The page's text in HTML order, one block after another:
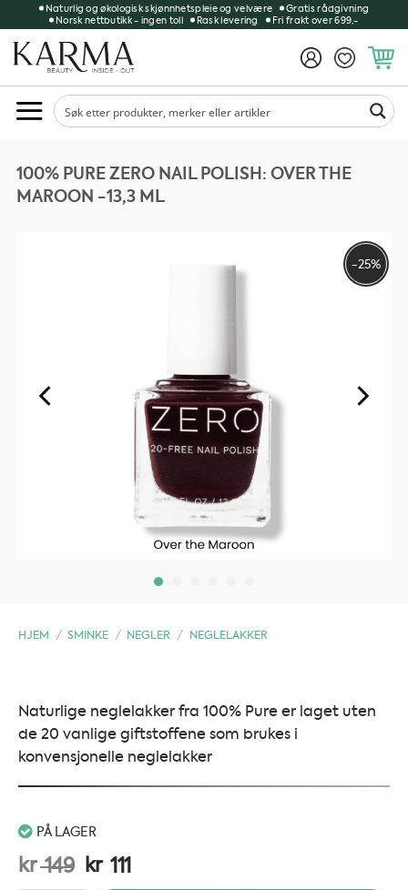
to
content
Naturlig og økologisk skjønnhetspleie og velvære
Gratis rådgivning
Norsk nettbutikk - ingen toll
Rask levering Fri frakt over 699,-
100% PURE ZERO NAIL POLISH: OVER THE
MAROON -13,3 ML
-25%
HJEM / SMINKE / NEGLER / NEGLELAKKER
Naturlige neglelakker fra 100% Pure er laget uten
de 20 vanlige giftstoffene som brukes i
konvensjonelle neglelakker
PÅ LAGER
kr149 Opprinnelig
kr 111Nåværende